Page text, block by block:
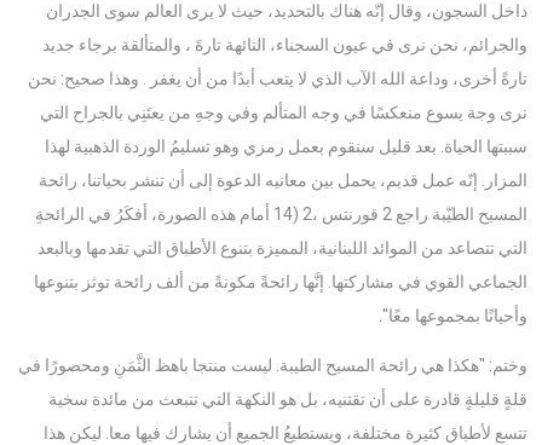
داخل السجون، وقال إنّه هناك بالتحديد، حيث لا يرى العالم سوى الجدران
والجرائم، نحن نرى في عيون السجناء، التائهة تارةَ ، والمتألقة برجاء جديد
تارةً أخرى، وداعة الله الآب الذي لا يتعب أبدًا من أن يغفر . وهذا صحيح: نحن
نرى وجة يسوع منعكسًا في وجه المتألم وفي وجهِ من يعتَنِي بالجراح التي
سببتها الحياة. بعد قليل سنقوم بعمل رمزي وهو تسليمُ الوردة الذهبية لهذا
المزار. إنّه عمل قديم، يحمل بين معانيه الدعوة إلى أن تنشر بحياتنا، رائحة
المسيح الطيّبة راجع 2 قورنتس ،2 (14 أمام هذه الصورة، أفكَرُ في الرائحةِ
التي تتصاعد من الموائد اللبنانية، المميزة بتنوع الأطباق التي تقدمها وبالبعد
الجماعي القوي في مشاركتها. إنَّها رائحةً مكونةً من ألف رائحة توثز بتنوعها
وأحيانًا بمجموعها معًا".
وختم: "هكذا هي رائحة المسيح الطيبة. ليست منتجا باهظ الثَّمَنِ ومحصورًا في
قلةٍ قليلةٍ قادرة على أن تقتنيه، بل هو النكهة التي تنبعث من مائدة سخية
تتسع لأطباق كثيرة مختلفة، ويستطيعُ الجميع أن يشارك فيها معا. ليكن هذا